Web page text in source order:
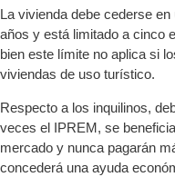
La vivienda debe cederse
años y está limitado a cinco
bien este límite no aplica si
viviendas de uso turístico.
Respecto a los inquilinos,
veces el IPREM, se
mercado y nunca pagarán
concederá una ayuda